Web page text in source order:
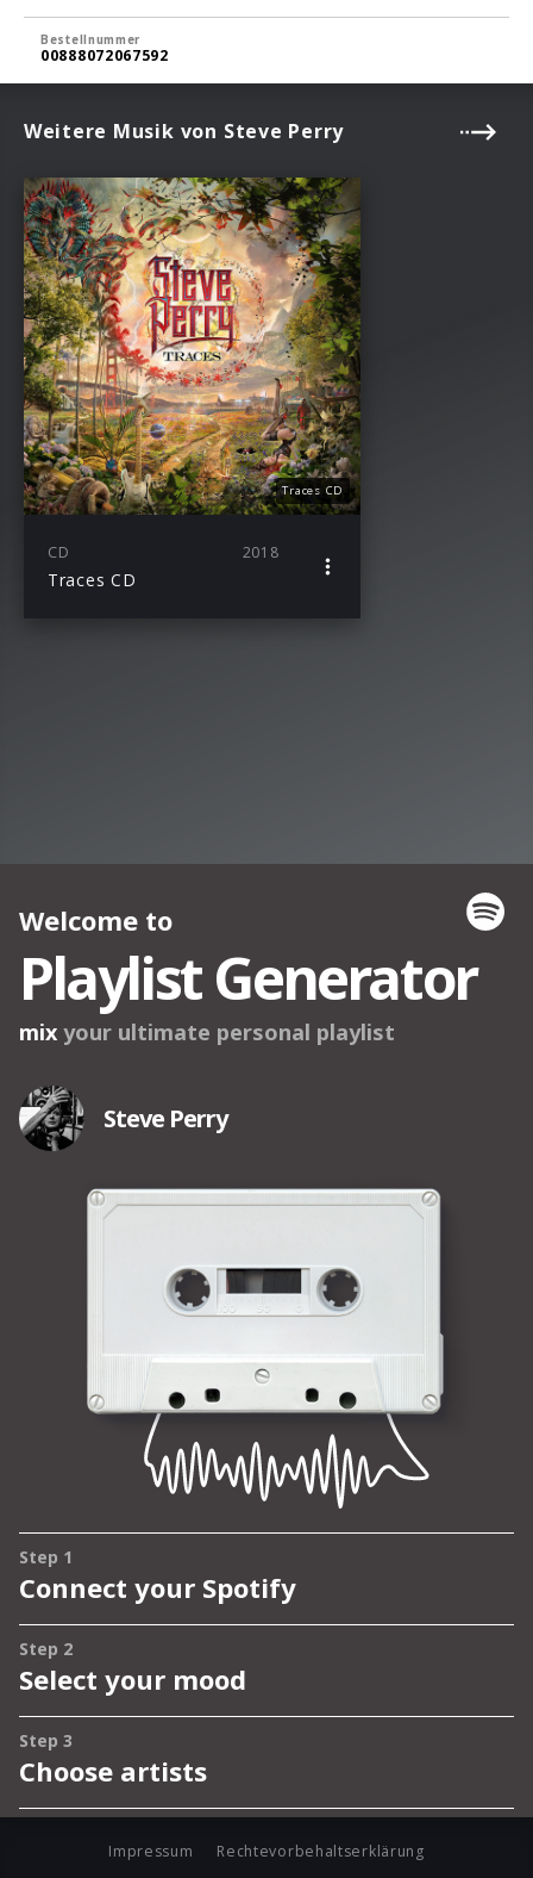
Bestellnummer
00888072067592
Weitere Musik von Steve Perry
Traces CD
CD 2018
Traces CD
Impressum Rechtevorbehaltserklärung